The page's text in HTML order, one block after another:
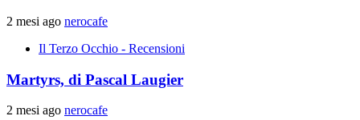
2 mesi ago nerocafe
Il Terzo Occhio - Recensioni
Martyrs, di Pascal Laugier
2 mesi ago nerocafe